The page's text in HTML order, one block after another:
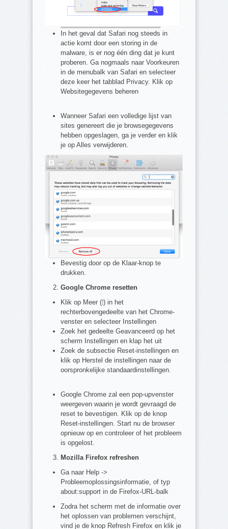
In het geval dat Safari nog steeds in
actie komt door een storing in de
malware, is er nog één ding dat je kunt
proberen. Ga nogmaals naar Voorkeuren
in de menubalk van Safari en selecteer
deze keer het tabblad Privacy. Klik op
Websitegegevens beheren
Wanneer Safari een volledige lijst van
sites genereert die je browsegegevens
hebben opgeslagen, ga je verder en klik
je op Alles verwijderen.
Bevestig door op de Klaar-knop te
drukken.
Google Chrome resetten
Klik op Meer (⁝) in het
rechterbovengedeelte van het Chrome-
venster en selecteer Instellingen
Zoek het gedeelte Geavanceerd op het
scherm Instellingen en klap het uit
Zoek de subsectie Reset-instellingen en
klik op Herstel de instellingen naar de
oorspronkelijke standaardinstellingen.
Google Chrome zal een pop-upvenster
weergeven waarin je wordt gevraagd de
reset te bevestigen. Klik op de knop
Reset-instellingen. Start nu de browser
opnieuw op en controleer of het probleem
is opgelost.
Mozilla Firefox refreshen
Ga naar Help ->
Probleemoplossingsinformatie, of typ
about:support in de Firefox-URL-balk
Zodra het scherm met de informatie over
het oplossen van problemen verschijnt,
vind je de knop Refresh Firefox en klik je